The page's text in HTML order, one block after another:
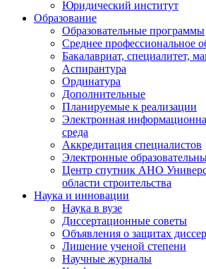
Юридический институт
Образование
Образовательные программы
Среднее профессиональное
Бакалавриат, специалитет,
Аспирантура
Ординатура
Дополнительные
Планируемые к реализации
Электронная
среда
Аккредитация специалистов
Электронные
Центр спутник АНО
области строительства
Наука и инновации
Наука в вузе
Диссертационные советы
Объявления о защитах
Лишение ученой степени
Научные журналы